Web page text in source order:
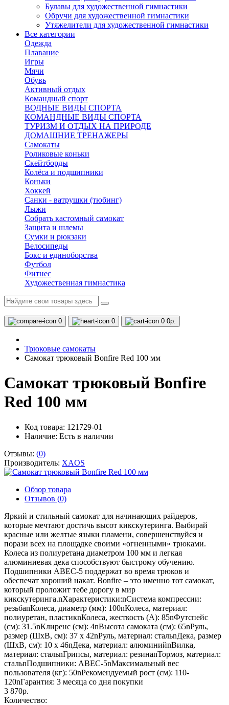
Булавы для художественной гимнастики
Обручи для художественной гимнастики
Утяжелители для художественной гимнастики
Все категории
Одежда
Плавание
Игры
Мячи
Обувь
Активный отдых
Командный спорт
ВОДНЫЕ ВИДЫ СПОРТА
КОМАНДНЫЕ ВИДЫ СПОРТА
ТУРИЗМ И ОТДЫХ НА ПРИРОДЕ
ДОМАШНИЕ ТРЕНАЖЕРЫ
Самокаты
Роликовые коньки
Скейтборды
Колёса и подшипники
Коньки
Хоккей
Санки - ватрушки (тюбинг)
Лыжи
Собрать кастомный самокат
Защита и шлемы
Сумки и рюкзаки
Велосипеды
Бокс и единоборства
Футбол
Фитнес
Художественная гимнастика
0 0 0 0р.
Трюковые самокаты
Самокат трюковый Bonfire Red 100 мм
Самокат трюковый Bonfire
Red 100 мм
Код товара: 121729-01
Наличие: Есть в наличии
Отзывы: (0)
Производитель: XAOS
Обзор товара
Отзывов (0)
Яркий и стильный самокат для начинающих райдеров,
которые мечтают достичь высот кикскутеринга. Выбирай
красные или желтые языки пламени, совершенствуйся и
порази всех на площадке своими «огненными» трюками.
Колеса из полиуретана диаметром 100 мм и легкая
алюминиевая дека способствуют быстрому обучению.
Подшипники ABEC-5 поддержат во время трюков и
обеспечат хороший накат. Bonfire – это именно тот самокат,
который проложит тебе дорогу в мир
кикскутеринга.nХарактеристики:nСистема компрессии:
резьбаnКолеса, диаметр (мм): 100nКолеса, материал:
полиуретан, пластикnКолеса, жесткость (А): 85nФутспейс
(см): 31.5nКлиренс (cм): 4nВысота самоката (cм): 65nРуль,
размер (ШхВ, см): 37 х 42nРуль, материал: стальnДека, размер
(ШхВ, см): 10 х 46nДека, материал: алюминийnВилка,
материал: стальnГрипсы, материал: резинаnТормоз, материал:
стальnПодшипники: АВЕС-5nМаксимальный вес
пользователя (кг): 50nРекомендуемый рост (см): 110-
120nГарантия: 3 месяца со дня покупки
3 870р.
Количество: